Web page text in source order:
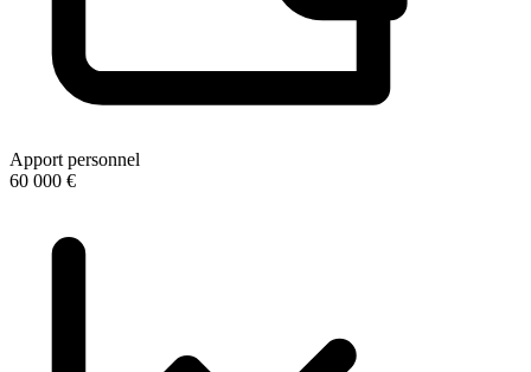
Apport personnel
60 000 €